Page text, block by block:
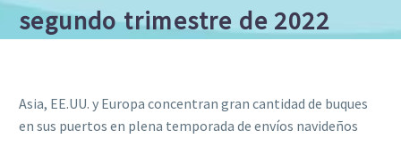
segundo trimestre de 2022
Asia, EE.UU. y Europa concentran gran cantidad de buques
en sus puertos en plena temporada de envíos navideños